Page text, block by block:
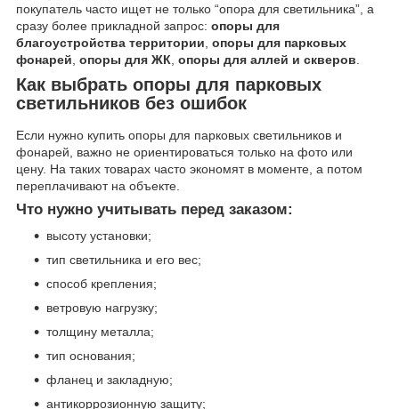
покупатель часто ищет не только “опора для светильника”, а
сразу более прикладной запрос: опоры для
благоустройства территории опоры для парковых
фонарей опоры для ЖК опоры для аллей и скверов
Как выбрать опоры для парковых
светильников без ошибок
Если нужно купить опоры для парковых светильников и
фонарей, важно не ориентироваться только на фото или
цену. На таких товарах часто экономят в моменте, а потом
переплачивают на объекте.
Что нужно учитывать перед заказом:
высоту установки;
тип светильника и его вес;
способ крепления;
ветровую нагрузку;
толщину металла;
тип основания;
фланец и закладную;
антикоррозионную защиту;